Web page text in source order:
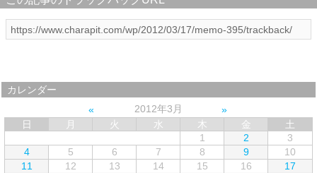
カレンダー
2012年3月
日
月 火 水 木 金
土
1
2
3
4
5 6 7 8 9
10
11
12 13 14 15 16
17